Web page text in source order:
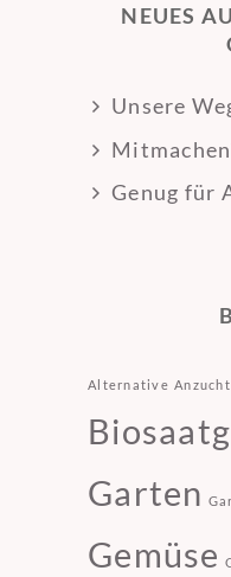
NEUES
Unsere
Genug für
Alternative Anzucht
Garten
Gemüse